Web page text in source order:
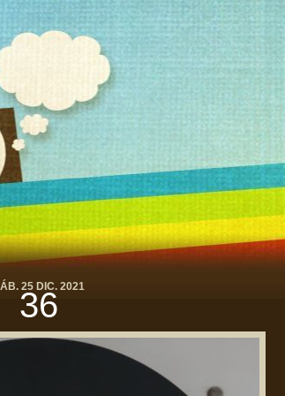
25 DIC. 2021
36